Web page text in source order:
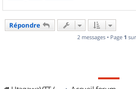
Répondre
2 messages • Page 1 sur